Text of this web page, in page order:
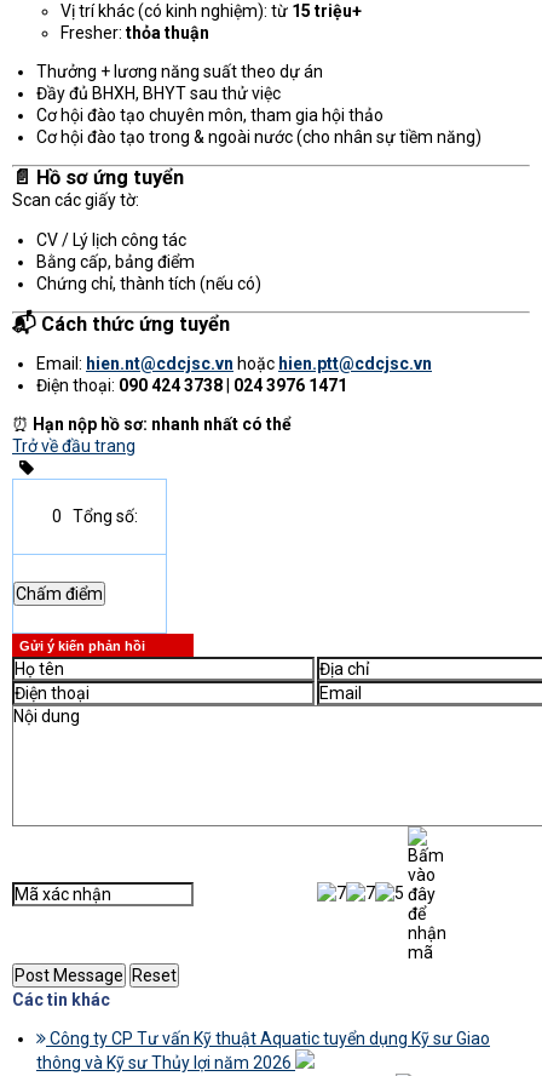
Vị trí khác (có kinh nghiệm): từ 15 triệu+
Fresher: thỏa thuận
Thưởng + lương năng suất theo dự án
Đầy đủ BHXH, BHYT sau thử việc
Cơ hội đào tạo chuyên môn, tham gia hội thảo
Cơ hội đào tạo trong & ngoài nước (cho nhân sự tiềm năng)
📄 Hồ sơ ứng tuyển
Scan các giấy tờ:
CV / Lý lịch công tác
Bằng cấp, bảng điểm
Chứng chỉ, thành tích (nếu có)
📬 Cách thức ứng tuyển
Email: hien.nt@cdcjsc.vn hoặc hien.ptt@cdcjsc.vn
Điện thoại: 090 424 3738
024 3976 1471
⏰ Hạn nộp hồ sơ: nhanh nhất có thể
Trở về đầu trang
0 Tổng số:
Gửi ý kiến phản hồi
Các tin khác
Công ty CP Tư vấn Kỹ thuật Aquatic tuyển dụng Kỹ sư Giao
thông và Kỹ sư Thủy lợi năm 2026